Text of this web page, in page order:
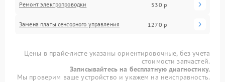
Ремонт электропроводки 530 р
Замена платы сенсорного управления 1270 р
Цены в прайс-листе указаны ориентировочные, без учета
стоимости запчастей.
Записывайтесь на бесплатную диагностику.
Мы проверим ваше устройство и укажем на неисправность.